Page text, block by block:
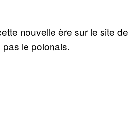
nouvelle ère sur le site de
le polonais.